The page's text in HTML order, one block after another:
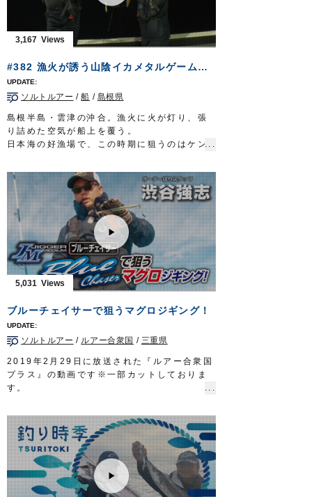
して、鮎を活用した地域の振興を目指してい
志を胸に秘め北陸の名高き川に立つ。再認識
する友釣りの醍醐味。
指し示してくれる。
放送日 2019年9月8日
■タックル
竿：鮎竿 9m
仕掛け：
プロ完全仕掛複合メタル 0.06号
鼻かん周り： 移動鼻かんスイフト仕掛
ハリス： ザイト・鮎トップハリス フロロ
ハリ：スティング6.5号
3,167
#382 漁火が誘う山陰イカメタルゲーム～旬のシロイカが告げる夏の到来～
ソルトルアー /船 / 島根県
島根半島・雲津の沖合。漁火に火が灯り、張
り詰めた空気が船上を覆う。
日本海の好漁場で、この時期に狙うのはケン
呼ばれ、食味抜群。夏が旬の、ご当地グルメ
だ。
イカメタルを巧みに操るのは、倉敷のフィッ
シングショップに勤める重本尚也さん。
宝の山に当たれば望外の釣果が待っている。
漁火が誘う山陰イカメタルゲーム。その面白
さは、お墨付き…
眩きシロイカが夏の到来を告げる。
■放送日 2019年8月25日
■タックル
リール：小型両軸リール（カウンター付き）
メインライン：PE 0.6号
仕掛け：イカメタルの基本100cm
レベルスッテ20号
／ Draw4 2.5号
OWNERMOVIE
http://ownertv.jp/
オーナーばりwebsite
http://www.owner.co.jp
5,031
ブルーチェイサーで狙うマグロジギング！
ソルトルアー / ルアー合衆国 / 三重県
2019年2月29日に放送された『ルアー合衆国
プラス』の動画です※一部カットしておりま
す。
乗船し、話題のマグロジギングにチャレン
ジ。
フックの重要性や基本的なメソッドを解説し
ます。
■使用フック
ジガーミディアム ツインチェイサー
■スタッフブログ「マグロジギング(トンジギ)